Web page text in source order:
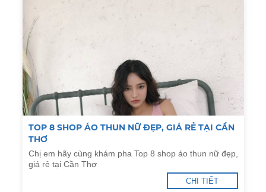
TOP 8 SHOP ÁO THUN NỮ ĐẸP, GIÁ RẺ TẠI CẦN
THƠ
Chị em hãy cùng khám pha Top 8 shop áo thun nữ đẹp,
giá rẻ tại Cần Thơ
CHI TIẾT